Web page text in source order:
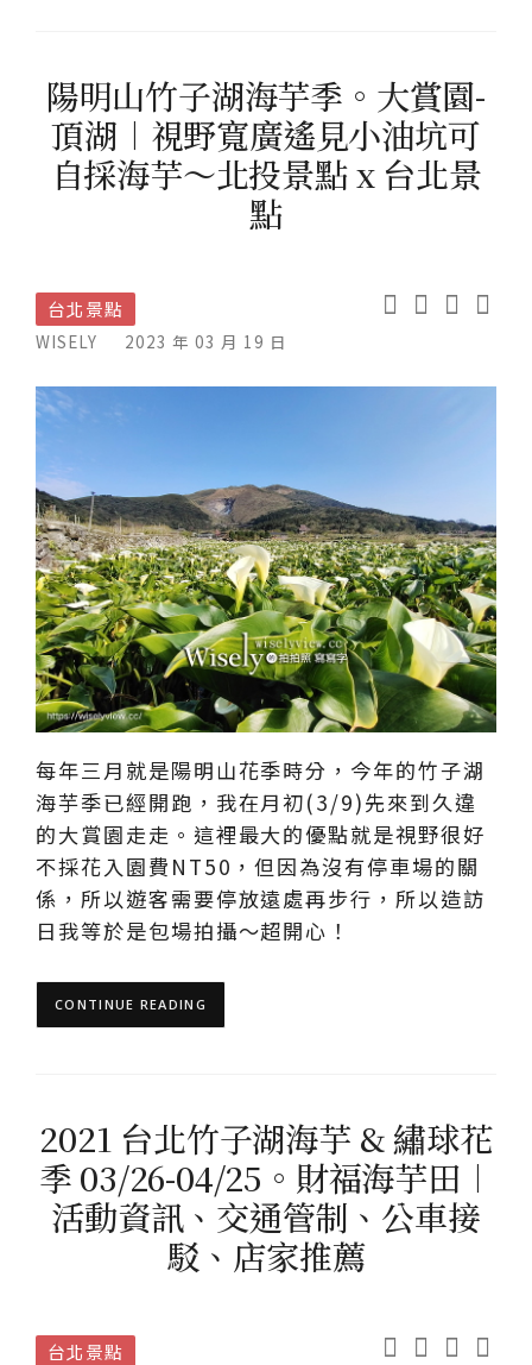
陽明山竹子湖海芋季。大賞園-
頂湖︱視野寬廣遙見小油坑可
自採海芋～北投景點 x 台北景
點
台北景點
WISELY 2023 年 03 月 19 日
每年三月就是陽明山花季時分，今年的竹子湖
海芋季已經開跑，我在月初(3/9)先來到久違
的大賞園走走。這裡最大的優點就是視野很好
不採花入園費NT50，但因為沒有停車場的關
係，所以遊客需要停放遠處再步行，所以造訪
日我等於是包場拍攝～超開心！
CONTINUE READING
2021 台北竹子湖海芋 & 繡球花
季 03/26-04/25。財福海芋田︱
活動資訊、交通管制、公車接
駁、店家推薦
台北景點